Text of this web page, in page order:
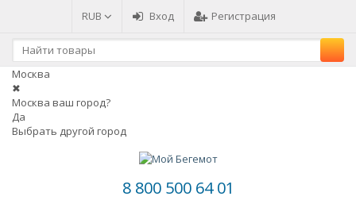
RUB Вход Регистрация
Москва
✖
Москва ваш город?
Да
Выбрать другой город
8 800 500 64 01